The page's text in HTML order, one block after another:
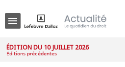
ÉDITION DU 10 JUILLET 2026
Éditions précédentes